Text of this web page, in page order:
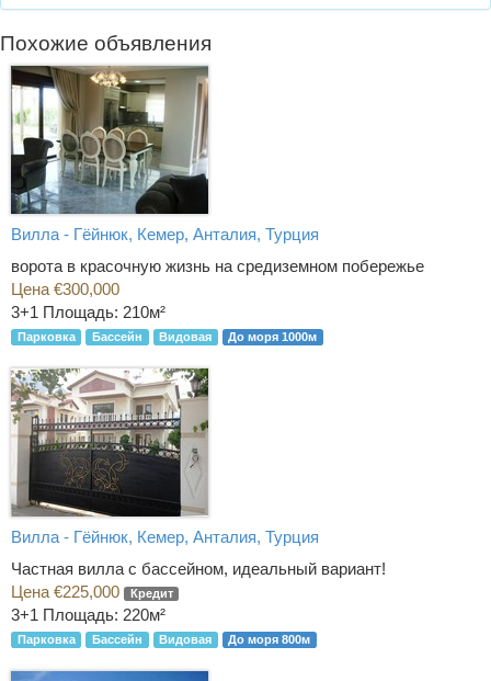
Похожие объявления
Вилла - Гёйнюк, Кемер, Анталия, Турция
ворота в красочную жизнь на средиземном побережье
Цена €300,000
3+1 Площадь: 210м²
Парковка Бассейн Видовая До моря 1000м
Вилла - Гёйнюк, Кемер, Анталия, Турция
Частная вилла с бассейном, идеальный вариант!
Цена €225,000
Кредит
3+1 Площадь: 220м²
Парковка Бассейн Видовая До моря 800м